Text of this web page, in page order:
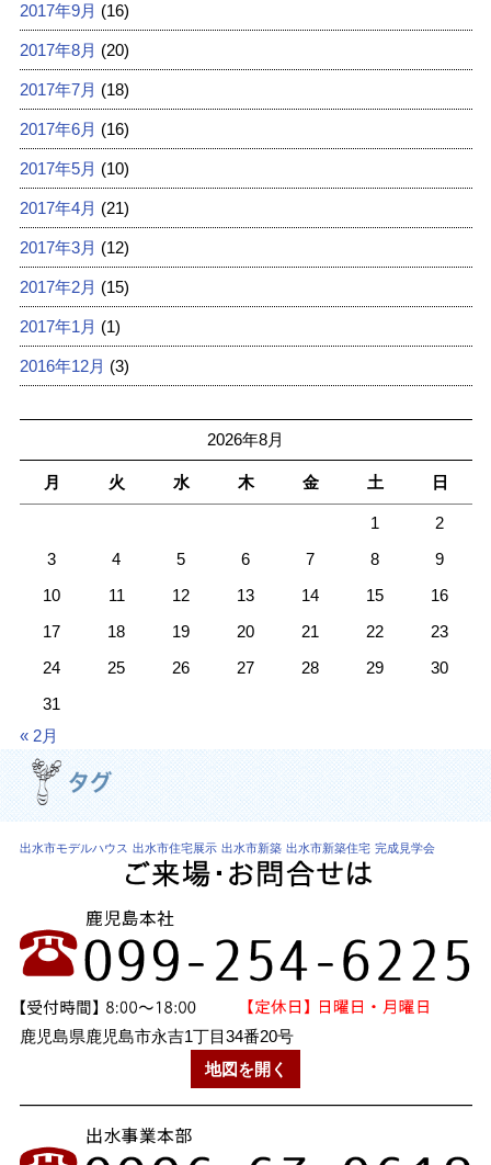
2017年9月 (16)
2017年8月 (20)
2017年7月 (18)
2017年6月 (16)
2017年5月 (10)
2017年4月 (21)
2017年3月 (12)
2017年2月 (15)
2017年1月 (1)
2016年12月 (3)
2026年8月
月 火 水 木 金 土 日
1
2
3
4 5 6 7 8
9
10
11 12 13 14 15
16
17
18 19 20 21 22
23
24
25 26 27 28 29
30
31
« 2月
出水市モデルハウス 出水市住宅展示 出水市新築 出水市新築住宅 完成見学会
鹿児島県鹿児島市永吉1丁目34番20号
地図を開く